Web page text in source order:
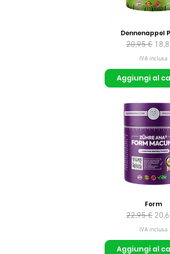
Dennenappel
Prezzo
20,95 €
IVA inclusa
Aggiungi al
Form
Prezzo
22,95 €
IVA inclusa
Aggiungi al